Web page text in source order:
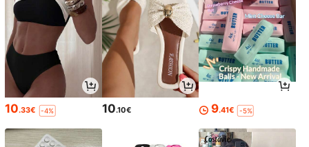
10.33€ -4% 10.10€ 9.41€ -5%